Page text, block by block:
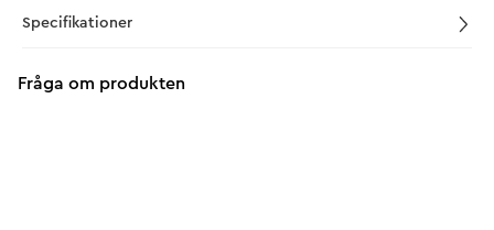
Specifikationer
Fråga om produkten